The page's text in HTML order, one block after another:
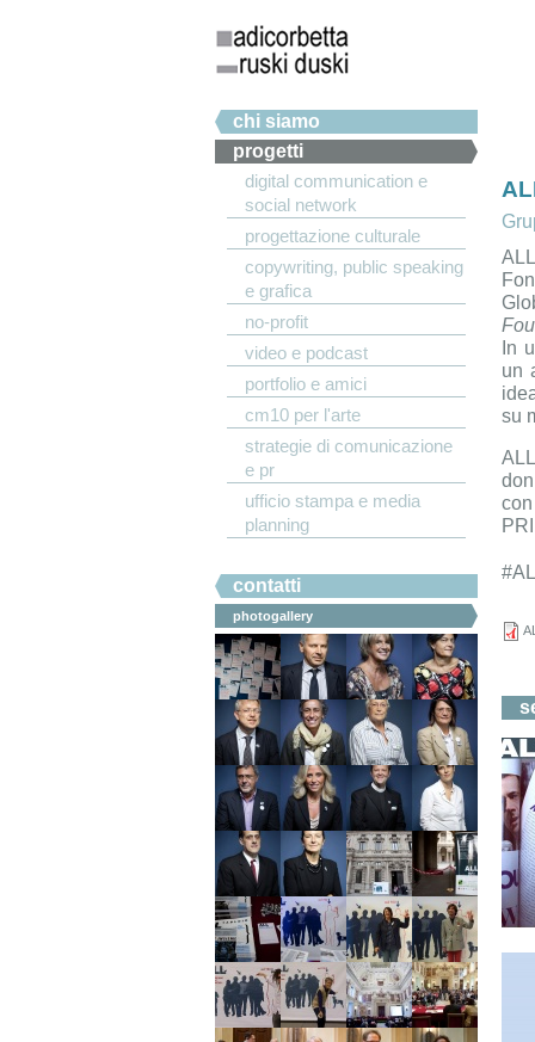
In
un
su
Menu principale
chi siamo
progetti
digital communication e
social network
progettazione culturale
copywriting, public speaking
e grafica
no-profit
video e podcast
portfolio e amici
cm10 per l'arte
strategie di comunicazione
e pr
ufficio stampa e media
planning
contatti
photogallery